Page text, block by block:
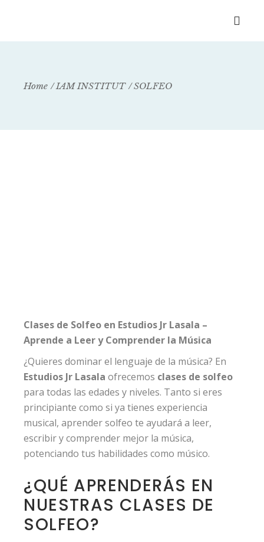
Home IAM INSTITUT SOLFEO
Clases de Solfeo en Estudios Jr Lasala –
Aprende a Leer y Comprender la Música
¿Quieres dominar el lenguaje de la música? En
Estudios Jr Lasala ofrecemos clases de solfeo
para todas las edades y niveles. Tanto si eres
principiante como si ya tienes experiencia
musical, aprender solfeo te ayudará a leer,
escribir y comprender mejor la música,
potenciando tus habilidades como músico.
¿QUÉ APRENDERÁS EN
NUESTRAS CLASES DE
SOLFEO?